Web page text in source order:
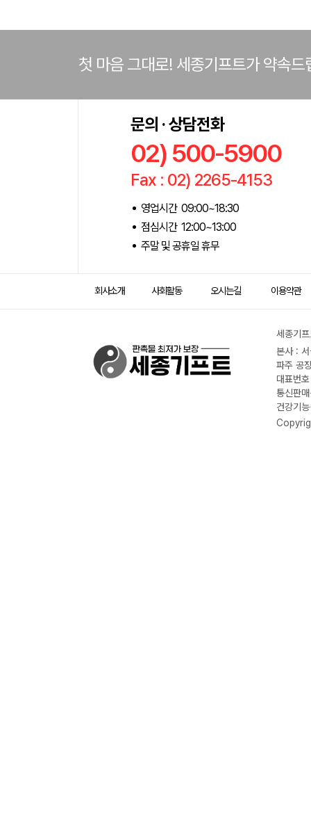
첫 마음 그대로! 세종기프트가 약속드
문의 · 상담전화
02) 500-5900
Fax : 02) 2265-4153
영업시간 09:00~18:30
점심시간 12:00~13:00
주말 및 공휴일 휴무
회사소개 사회활동 오시는길 이용약관
세종기
본사 :
파주 공
대표번
통신판
건강기